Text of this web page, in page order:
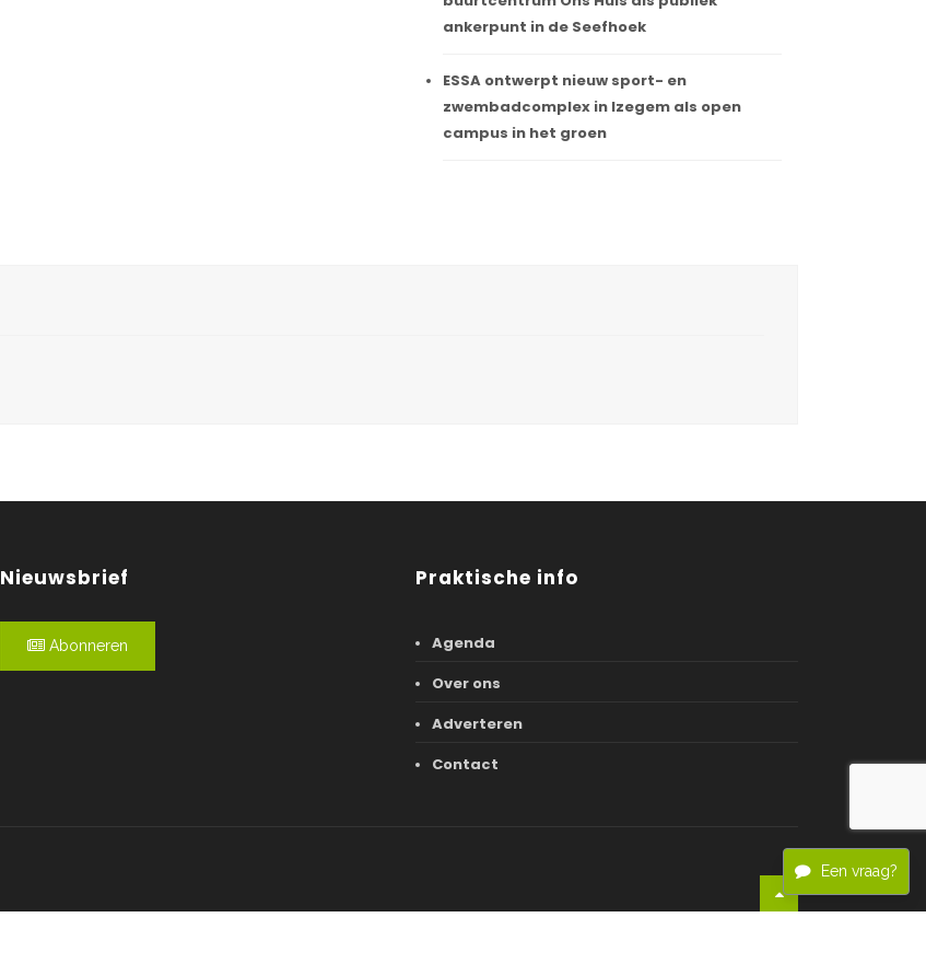
Een vraag?
ankerpunt in de Seefhoek
ESSA ontwerpt nieuw sport- en
zwembadcomplex in Izegem als open
campus in het groen
Nieuwsbrief
Abonneren
Praktische info
Agenda
Over ons
Adverteren
Contact